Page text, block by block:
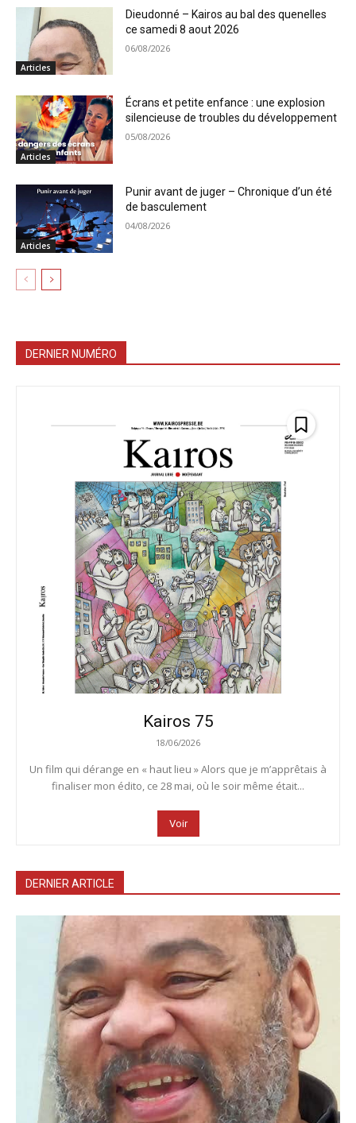
Articles
Dieudonné – Kairos au bal des quenelles
ce samedi 8 aout 2026
06/08/2026
Articles
Écrans et petite enfance : une explosion
silencieuse de troubles du développement
05/08/2026
Articles
Punir avant de juger – Chronique d’un été
de basculement
04/08/2026
DERNIER NUMÉRO
Kairos 75
18/06/2026
Un film qui dérange en « haut lieu » Alors que je m’apprêtais à
finaliser mon édito, ce 28 mai, où le soir même était...
Voir
DERNIER ARTICLE